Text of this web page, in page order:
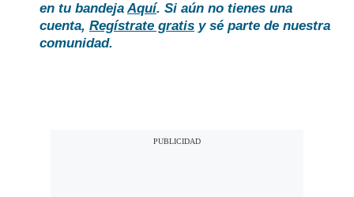
en tu bandejaAquí. Si aún no tienes una
cuenta, Regístrate gratis y sé parte de nuestra
comunidad.